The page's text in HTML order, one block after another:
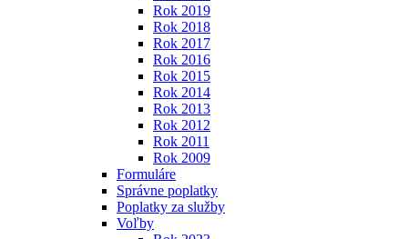
Rok 2019
Rok 2018
Rok 2017
Rok 2016
Rok 2015
Rok 2014
Rok 2013
Rok 2012
Rok 2011
Rok 2009
Formuláre
Správne poplatky
Poplatky za služby
Voľby